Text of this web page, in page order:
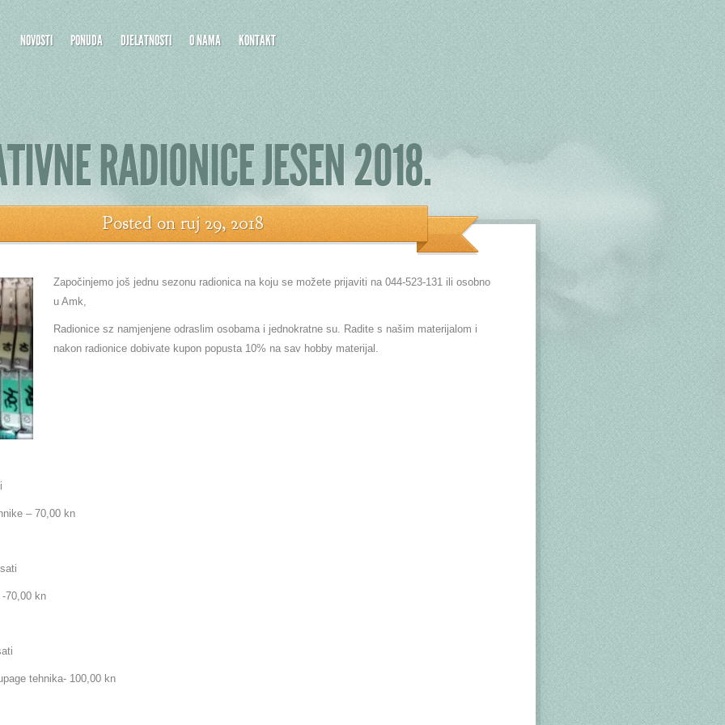
NOVOSTI PONUDA DJELATNOSTI O NAMA KONTAKT
RADIONICE JESEN 2018.
Posted on ruj 29, 2018
Započinjemo još jednu sezonu radionica na koju se možete prijaviti na 044-523-131 ili osobno
u Amk,
Radionice sz namjenjene odraslim osobama i jednokratne su. Radite s našim materijalom i
nakon radionice dobivate kupon popusta 10% na sav hobby materijal.
– 70,00 kn
70,00 kn
tehnika- 100,00 kn